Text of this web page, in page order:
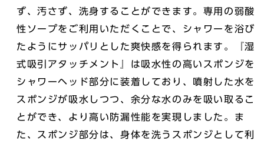
ず、汚さず、洗身することができます。専用の弱酸
性ソープをご利用いただくことで、シャワーを浴び
たようにサッパリとした爽快感を得られます。『湿
式吸引アタッチメント』は吸水性の高いスポンジを
シャワーヘッド部分に装着しており、噴射した水を
スポンジが吸水しつつ、余分な水のみを吸い取るこ
とができ、より高い防漏性能を実現しました。ま
た、スポンジ部分は、身体を洗うスポンジとして利